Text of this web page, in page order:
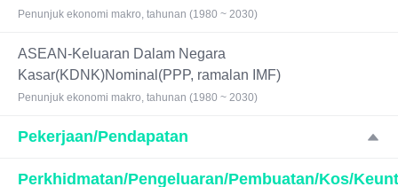
Penunjuk ekonomi makro, tahunan (1980 ~ 2030)
ASEAN-Keluaran Dalam Negara
Kasar(KDNK)Nominal(PPP, ramalan IMF)
Penunjuk ekonomi makro, tahunan (1980 ~ 2030)
Pekerjaan/Pendapatan
Perkhidmatan/Pengeluaran/Pembuatan/Kos/